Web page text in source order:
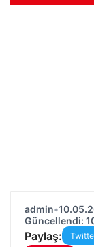
admin•
Güncellendi:
Paylaş: